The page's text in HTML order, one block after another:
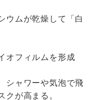
ウムが乾燥して「白
オフィルムを形成
シャワーや気泡で飛
クが高まる。